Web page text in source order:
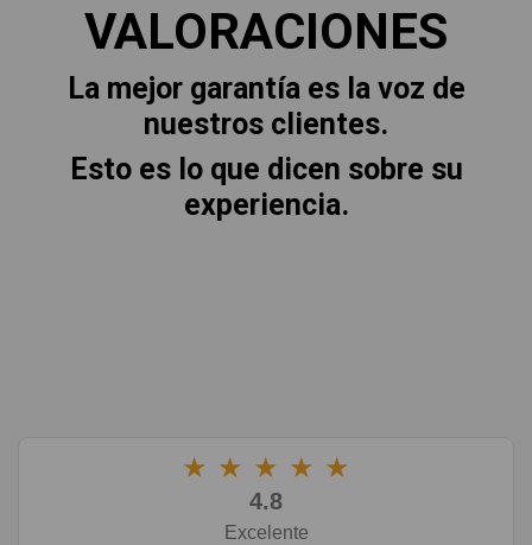
VALORACIONES
La mejor garantía es la voz de
nuestros clientes.
Esto es lo que dicen sobre su
experiencia.
★ ★ ★ ★ ★
4.8
Excelente